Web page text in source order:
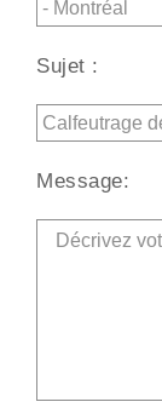
Sujet :
Message: